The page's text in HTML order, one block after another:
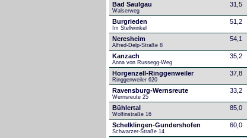
Bad Saulgau
Walserweg
31,5
Burgrieden
Im Stellwinkel
51,2
Neresheim
Alfred-Delp-Straße 8
54,1
Kanzach
Anna von Russegg-Weg
35,2
Horgenzell-Ringgenweiler
Ringgenweiler 620
37,8
Ravensburg-Wernsreute
Wernsreute 25
33,2
Bühlertal
Wolfinstraße 16
85,0
Schelklingen-Gundershofen
Schwarzer-Straße 14
60,0